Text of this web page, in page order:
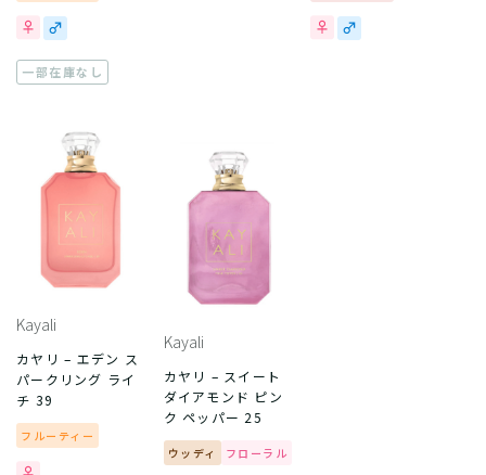
一部在庫なし
Kayali
カヤリ – エデン ス
パークリング ライ
チ 39
フルーティー
Kayali
カヤリ – スイート
ダイアモンド ピン
ク ペッパー 25
ウッディ フローラル